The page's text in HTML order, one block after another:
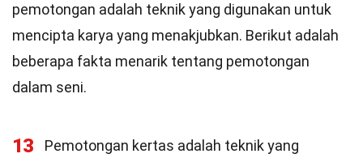
pemotongan adalah teknik yang digunakan untuk
mencipta karya yang menakjubkan. Berikut adalah
beberapa fakta menarik tentang pemotongan
dalam seni.
13
Pemotongan kertas adalah teknik yang